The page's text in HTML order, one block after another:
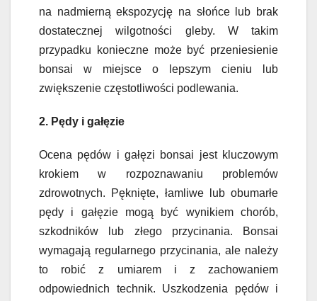
na nadmierną ekspozycję na słońce lub brak
dostatecznej wilgotności gleby. W takim
przypadku konieczne może być przeniesienie
bonsai w miejsce o lepszym cieniu lub
zwiększenie częstotliwości podlewania.
2. Pędy i gałęzie
Ocena pędów i gałęzi bonsai jest kluczowym
krokiem w rozpoznawaniu problemów
zdrowotnych. Pęknięte, łamliwe lub obumarłe
pędy i gałęzie mogą być wynikiem chorób,
szkodników lub złego przycinania. Bonsai
wymagają regularnego przycinania, ale należy
to robić z umiarem i z zachowaniem
odpowiednich technik. Uszkodzenia pędów i